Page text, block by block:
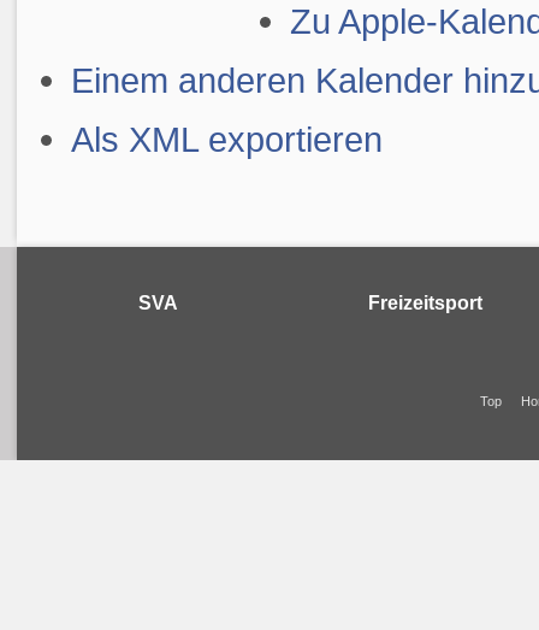
Zu Apple-
Einem anderen Kalender
Als XML exportieren
SVA Freizeitsport
Top